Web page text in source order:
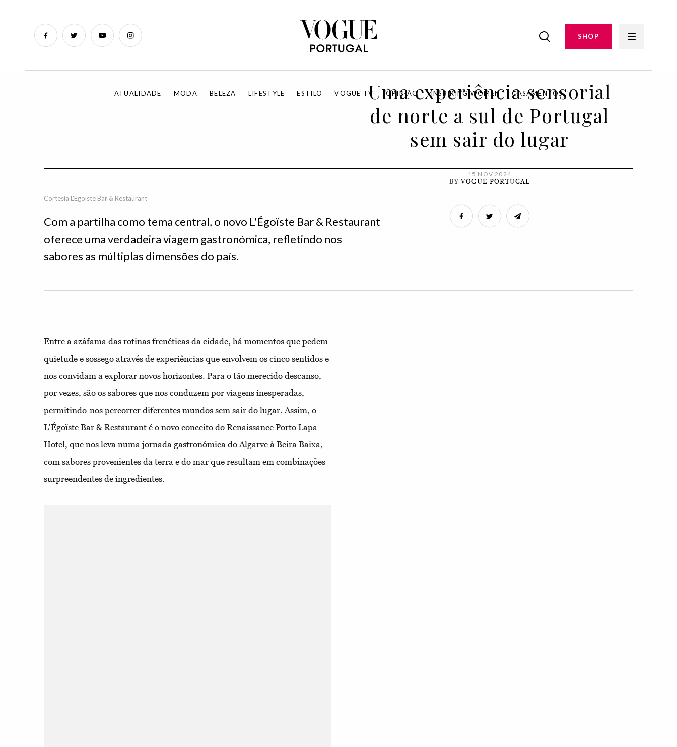
SHOP
ATUALIDADE MODA BELEZA LIFESTYLE ESTILO VOGUE TV OPINIÃO INSPIRING WOMEN CASAMENTOS
Uma experiência sensorial
de norte a sul de Portugal
sem sair do lugar
15 NOV 2024
BYVOGUE PORTUGAL
Cortesia L'Égoïste Bar & Restaurant
Com a partilha como tema central, o novo L'Égoïste Bar & Restaurant
oferece uma verdadeira viagem gastronómica, refletindo nos
sabores as múltiplas dimensões do país.
Entre a azáfama das rotinas frenéticas da cidade, há momentos que pedem
quietude e sossego através de experiências que envolvem os cinco sentidos e
nos convidam a explorar novos horizontes. Para o tão merecido descanso,
por vezes, são os sabores que nos conduzem por viagens inesperadas,
permitindo-nos percorrer diferentes mundos sem sair do lugar. Assim, o
L'Égoïste Bar & Restaurant é o novo conceito do Renaissance Porto Lapa
Hotel, que nos leva numa jornada gastronómica do Algarve à Beira Baixa,
com sabores provenientes da terra e do mar que resultam em combinações
surpreendentes de ingredientes.